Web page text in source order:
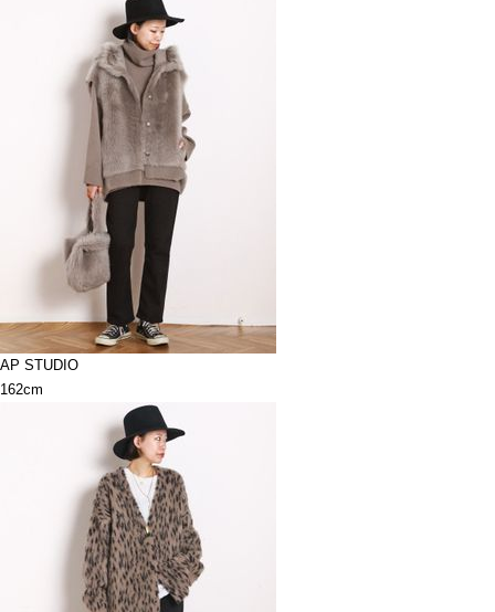
AP STUDIO
162cm